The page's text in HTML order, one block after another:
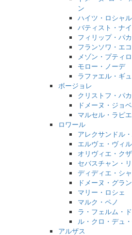
ン
ハイツ・ロシャ
バティスト・ナ
フィリップ・パ
フランソワ・エコ
メゾン・プティ
モロー・ノーデ
ラファエル・ギ
ボージョレ
クリストフ・パ
ドメーヌ・ジョ
マルセル・ラピ
ロワール
アレクサンドル
エルヴェ・ヴィ
オリヴィエ・ク
セバスチャン・
ディディエ・シ
ドメーヌ・グラ
マリー・ロシェ
マルク・ペノ
ラ・フェルム・
ル・クロ・デュ
アルザス